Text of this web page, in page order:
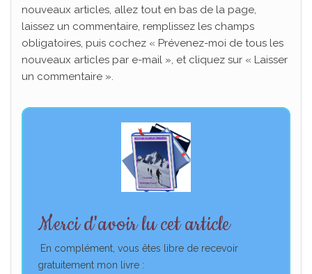
nouveaux articles, allez tout en bas de la page,
laissez un commentaire, remplissez les champs
obligatoires, puis cochez « Prévenez-moi de tous les
nouveaux articles par e-mail », et cliquez sur « Laisser
un commentaire ».
Merci d'avoir lu cet article
En complément, vous êtes libre de recevoir
gratuitement mon livre :